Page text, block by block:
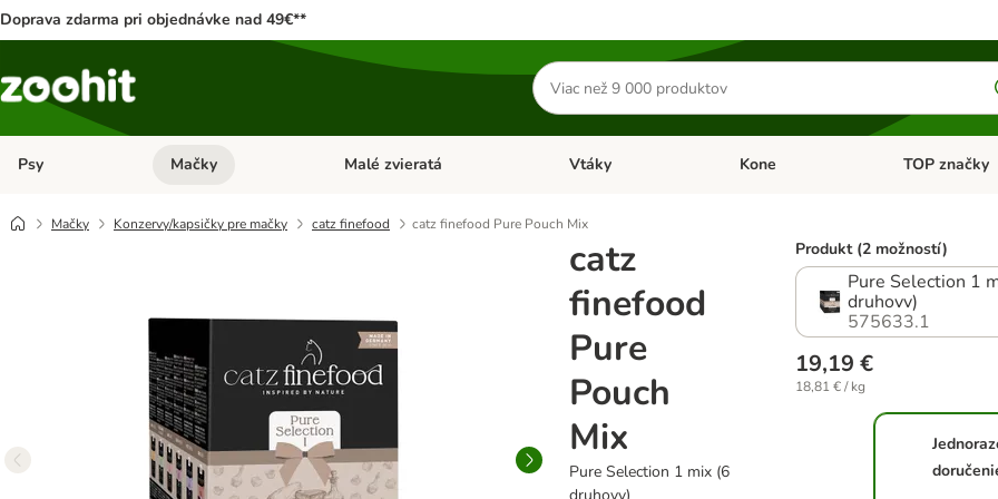
Doprava zdarma pri objednávke nad 49€**
Hľadať
produkty
Psy Otvoriť menu: Psy
Mačky Otvoriť menu: Mačky
Malé zvieratá Otvoriť menu: Malé zvieratá
Vtáky Otvoriť menu: Vtáky
Kone Otvoriť menu:
TOP značky
Mačky Konzervy/kapsičky pre mačky catz finefood catz finefood Pure Pouch Mix
catz
finefood
Pure
Pouch
Mix
Pure Selection 1 mix (6
Produkt (2 možností)
Pure Selection 1
druhovv)
575633.1
19,19 €
18,81 € / kg